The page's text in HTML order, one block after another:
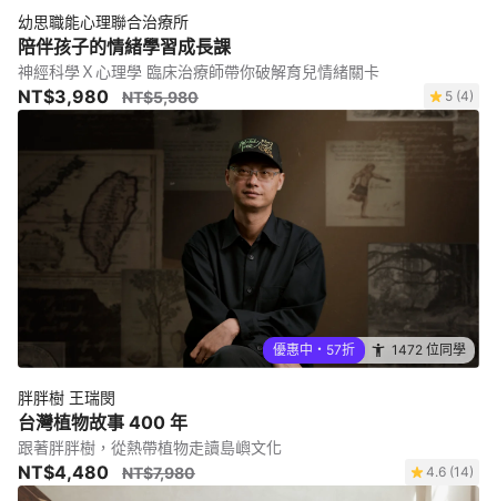
幼思職能心理聯合治療所
陪伴孩子的情緒學習成長課
神經科學Ｘ心理學 臨床治療師帶你破解育兒情緒關卡
NT$3,980 NT$5,980 5 (4)
優惠中・57折 1472 位同學
胖胖樹 王瑞閔
台灣植物故事 400 年
跟著胖胖樹，從熱帶植物走讀島嶼文化
NT$4,480 NT$7,980 4.6 (14)